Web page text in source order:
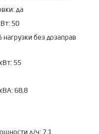
да
50
без дозаправ
55
68,8
л/ч: 7.1